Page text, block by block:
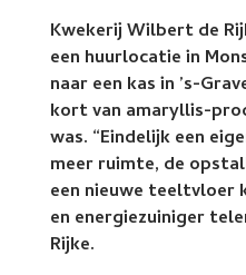
Kwekerij Wilbert de
een huurlocatie in
naar een kas in ’s-
kort van amaryllis-
was. “Eindelijk een
meer ruimte, de
een nieuwe teeltvloer
en energiezuiniger
Rijke.